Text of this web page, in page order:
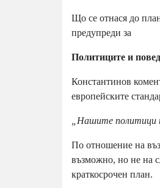
Що се отнася до
предупреди за
Политиците и
Константинов
европейските
„Нашите политици
По отношение на
възможно, но не на
краткосрочен план.